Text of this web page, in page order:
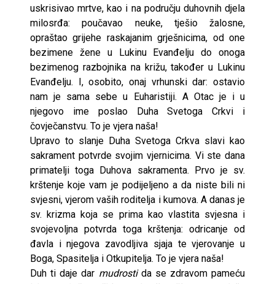
uskrisivao mrtve, kao i na području duhovnih djela
milosrđa: poučavao neuke, tješio žalosne,
opraštao grijehe raskajanim grješnicima, od one
bezimene žene u Lukinu Evanđelju do onoga
bezimenog razbojnika na križu, također u Lukinu
Evanđelju. I, osobito, onaj vrhunski dar: ostavio
nam je sama sebe u Euharistiji. A Otac je i u
njegovo ime poslao Duha Svetoga Crkvi i
čovječanstvu. To je vjera naša!
Upravo to slanje Duha Svetoga Crkva slavi kao
sakrament potvrde svojim vjernicima. Vi ste dana
primatelji toga Duhova sakramenta. Prvo je sv.
krštenje koje vam je podijeljeno a da niste bili ni
svjesni, vjerom vaših roditelja i kumova. A danas je
sv. krizma koja se prima kao vlastita svjesna i
svojevoljna potvrda toga krštenja: odricanje od
đavla i njegova zavodljiva sjaja te vjerovanje u
Boga, Spasitelja i Otkupitelja. To je vjera naša!
Duh ti daje dar mudrostida se zdravom pameću